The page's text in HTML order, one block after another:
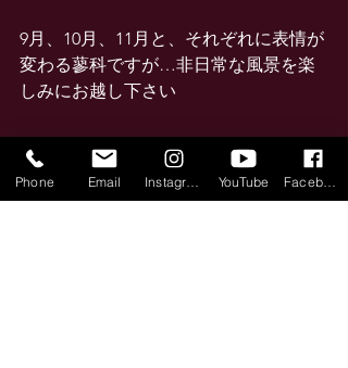
9月、10月、11月と、それぞれに表情が
変わる蓼科ですが…非日常な風景を楽
しみにお越し下さい
Phone Email YouTube